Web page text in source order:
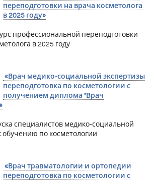
переподготовки на врача косметолога
в 2025 году»
профессиональной переподготовки
в 2025 году
«Врач медико-социальной экспертизы
переподготовка по косметологии с
получением диплома "Врач
специалистов медико-социальной
обучению по косметологии
«Врач травматологии и ортопедии
переподготовка по косметологии с